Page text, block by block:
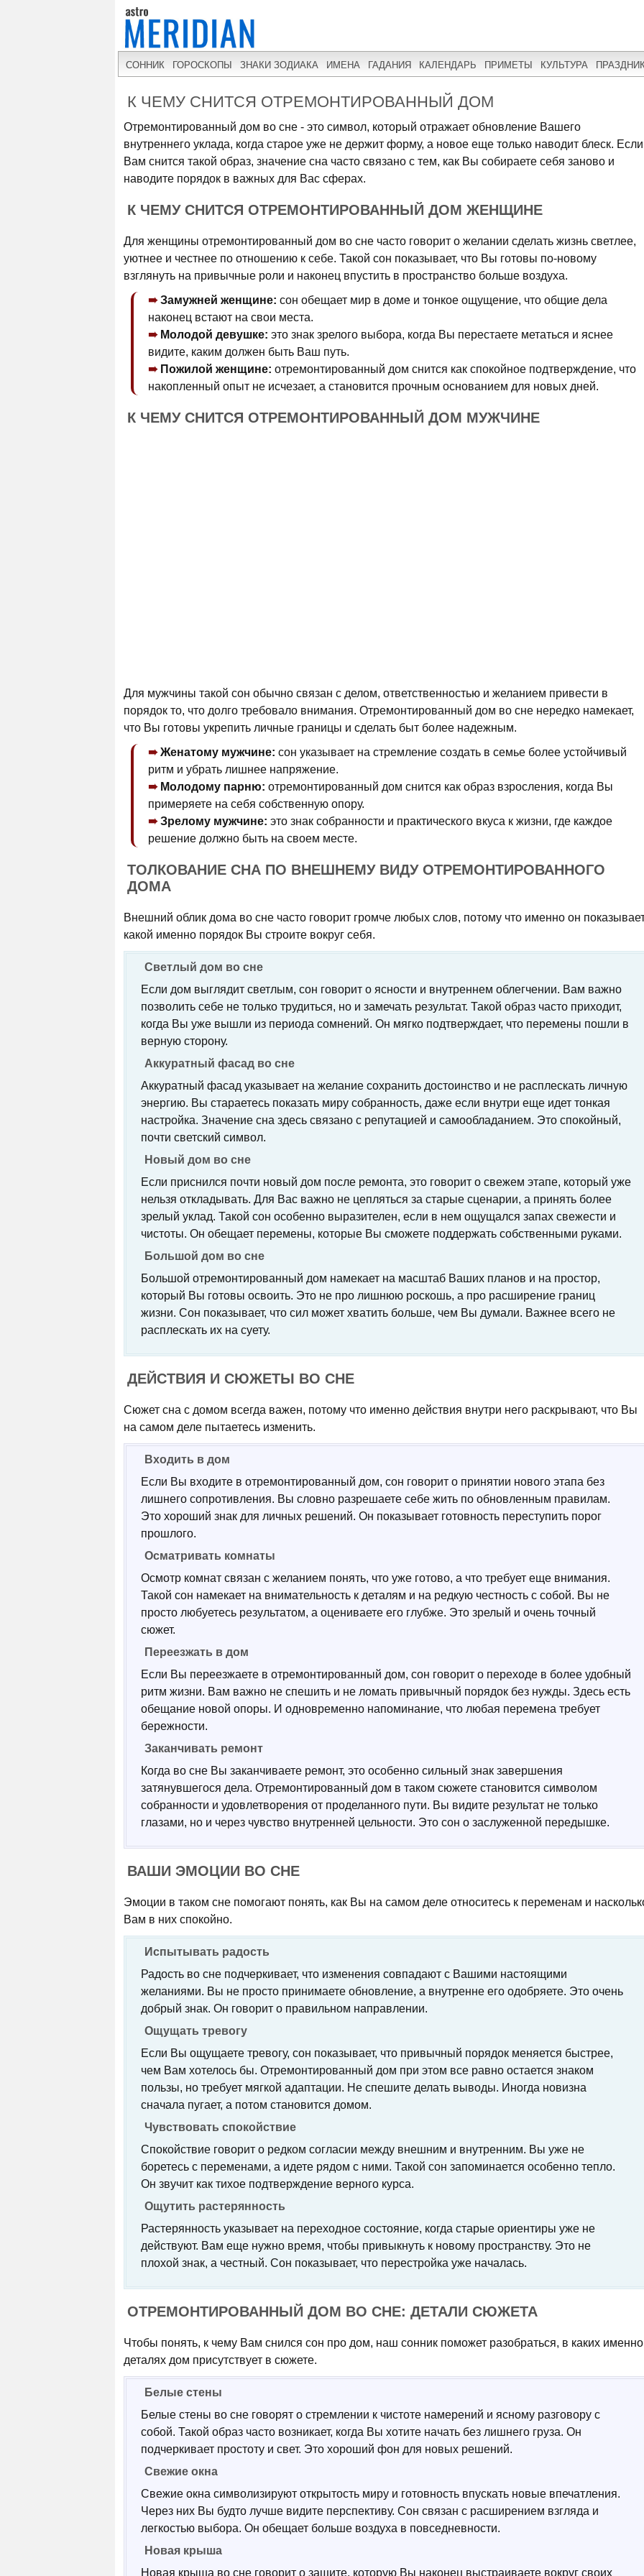
СОННИК ГОРОСКОПЫ ЗНАКИ ЗОДИАКА ИМЕНА ГАДАНИЯ КАЛЕНДАРЬ ПРИМЕТЫ КУЛЬТУРА
К ЧЕМУ СНИТСЯ ОТРЕМОНТИРОВАННЫЙ ДОМ
Отремонтированный дом во сне - это символ, который отражает обновление Вашего
внутреннего уклада, когда старое уже не держит форму, а новое еще только наводит блеск. Если
Вам снится такой образ, значение сна часто связано с тем, как Вы собираете себя заново и
наводите порядок в важных для Вас сферах.
К ЧЕМУ СНИТСЯ ОТРЕМОНТИРОВАННЫЙ ДОМ ЖЕНЩИНЕ
Для женщины отремонтированный дом во сне часто говорит о желании сделать жизнь светлее,
уютнее и честнее по отношению к себе. Такой сон показывает, что Вы готовы по-новому
взглянуть на привычные роли и наконец впустить в пространство больше воздуха.
Замужней женщине: сон обещает мир в доме и тонкое ощущение, что общие дела
наконец встают на свои места.
Молодой девушке: это знак зрелого выбора, когда Вы перестаете метаться и яснее
видите, каким должен быть Ваш путь.
Пожилой женщине: отремонтированный дом снится как спокойное подтверждение, что
накопленный опыт не исчезает, а становится прочным основанием для новых дней.
К ЧЕМУ СНИТСЯ ОТРЕМОНТИРОВАННЫЙ ДОМ МУЖЧИНЕ
Для мужчины такой сон обычно связан с делом, ответственностью и желанием привести в
порядок то, что долго требовало внимания. Отремонтированный дом во сне нередко намекает,
что Вы готовы укрепить личные границы и сделать быт более надежным.
Женатому мужчине: сон указывает на стремление создать в семье более устойчивый
ритм и убрать лишнее напряжение.
Молодому парню: отремонтированный дом снится как образ взросления, когда Вы
примеряете на себя собственную опору.
Зрелому мужчине: это знак собранности и практического вкуса к жизни, где каждое
решение должно быть на своем месте.
ТОЛКОВАНИЕ СНА ПО ВНЕШНЕМУ ВИДУ ОТРЕМОНТИРОВАННОГО
ДОМА
Внешний облик дома во сне часто говорит громче любых слов, потому что именно он
какой именно порядок Вы строите вокруг себя.
Светлый дом во сне
Если дом выглядит светлым, сон говорит о ясности и внутреннем облегчении. Вам важно
позволить себе не только трудиться, но и замечать результат. Такой образ часто приходит,
когда Вы уже вышли из периода сомнений. Он мягко подтверждает, что перемены пошли в
верную сторону.
Аккуратный фасад во сне
Аккуратный фасад указывает на желание сохранить достоинство и не расплескать личную
энергию. Вы стараетесь показать миру собранность, даже если внутри еще идет тонкая
настройка. Значение сна здесь связано с репутацией и самообладанием. Это спокойный,
почти светский символ.
Новый дом во сне
Если приснился почти новый дом после ремонта, это говорит о свежем этапе, который уже
нельзя откладывать. Для Вас важно не цепляться за старые сценарии, а принять более
зрелый уклад. Такой сон особенно выразителен, если в нем ощущался запах свежести и
чистоты. Он обещает перемены, которые Вы сможете поддержать собственными руками.
Большой дом во сне
Большой отремонтированный дом намекает на масштаб Ваших планов и на простор,
который Вы готовы освоить. Это не про лишнюю роскошь, а про расширение границ
жизни. Сон показывает, что сил может хватить больше, чем Вы думали. Важнее всего не
расплескать их на суету.
ДЕЙСТВИЯ И СЮЖЕТЫ ВО СНЕ
Сюжет сна с домом всегда важен, потому что именно действия внутри него раскрывают, что Вы
на самом деле пытаетесь изменить.
Входить в дом
Если Вы входите в отремонтированный дом, сон говорит о принятии нового этапа без
лишнего сопротивления. Вы словно разрешаете себе жить по обновленным правилам.
Это хороший знак для личных решений. Он показывает готовность переступить порог
прошлого.
Осматривать комнаты
Осмотр комнат связан с желанием понять, что уже готово, а что требует еще внимания.
Такой сон намекает на внимательность к деталям и на редкую честность с собой. Вы не
просто любуетесь результатом, а оцениваете его глубже. Это зрелый и очень точный
сюжет.
Переезжать в дом
Если Вы переезжаете в отремонтированный дом, сон говорит о переходе в более удобный
ритм жизни. Вам важно не спешить и не ломать привычный порядок без нужды. Здесь есть
обещание новой опоры. И одновременно напоминание, что любая перемена требует
бережности.
Заканчивать ремонт
Когда во сне Вы заканчиваете ремонт, это особенно сильный знак завершения
затянувшегося дела. Отремонтированный дом в таком сюжете становится символом
собранности и удовлетворения от проделанного пути. Вы видите результат не только
глазами, но и через чувство внутренней цельности. Это сон о заслуженной передышке.
ВАШИ ЭМОЦИИ ВО СНЕ
Эмоции в таком сне помогают понять, как Вы на самом деле относитесь к переменам и
Вам в них спокойно.
Испытывать радость
Радость во сне подчеркивает, что изменения совпадают с Вашими настоящими
желаниями. Вы не просто принимаете обновление, а внутренне его одобряете. Это очень
добрый знак. Он говорит о правильном направлении.
Ощущать тревогу
Если Вы ощущаете тревогу, сон показывает, что привычный порядок меняется быстрее,
чем Вам хотелось бы. Отремонтированный дом при этом все равно остается знаком
пользы, но требует мягкой адаптации. Не спешите делать выводы. Иногда новизна
сначала пугает, а потом становится домом.
Чувствовать спокойствие
Спокойствие говорит о редком согласии между внешним и внутренним. Вы уже не
боретесь с переменами, а идете рядом с ними. Такой сон запоминается особенно тепло.
Он звучит как тихое подтверждение верного курса.
Ощутить растерянность
Растерянность указывает на переходное состояние, когда старые ориентиры уже не
действуют. Вам еще нужно время, чтобы привыкнуть к новому пространству. Это не
плохой знак, а честный. Сон показывает, что перестройка уже началась.
ОТРЕМОНТИРОВАННЫЙ ДОМ ВО СНЕ: ДЕТАЛИ СЮЖЕТА
Чтобы понять, к чему Вам снился сон про дом, наш сонник поможет разобраться, в каких именно
деталях дом присутствует в сюжете.
Белые стены
Белые стены во сне говорят о стремлении к чистоте намерений и ясному разговору с
собой. Такой образ часто возникает, когда Вы хотите начать без лишнего груза. Он
подчеркивает простоту и свет. Это хороший фон для новых решений.
Свежие окна
Свежие окна символизируют открытость миру и готовность впускать новые впечатления.
Через них Вы будто лучше видите перспективу. Сон связан с расширением взгляда и
легкостью выбора. Он обещает больше воздуха в повседневности.
Новая крыша
Новая крыша во сне говорит о защите, которую Вы наконец выстраиваете вокруг своих